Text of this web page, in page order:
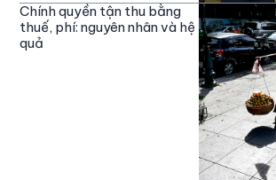
Chính quyền tận thu bằng
thuế, phí: nguyên nhân và hệ
quả